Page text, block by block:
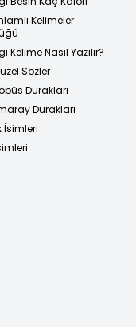
Kelimeler
Kelime Nasıl Yazılır?
Sözler
Durakları
Durakları
İsimleri